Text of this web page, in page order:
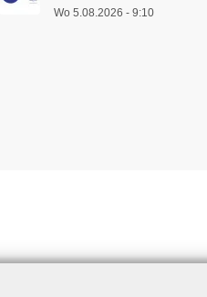
Wo 5.08.2026 - 9:10